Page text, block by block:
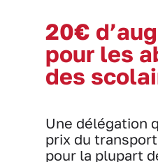
20€
pour les
des
Une délégation
prix du
pour la plupart